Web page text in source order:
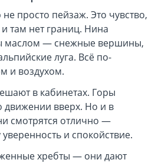
просто пейзаж. Это чувство,
там нет границ. Нина
маслом — снежные вершины,
луга. Всё по-
и воздухом.
в кабинетах. Горы
движении вверх. Но и в
смотрятся отлично —
и спокойствие.
хребты — они дают